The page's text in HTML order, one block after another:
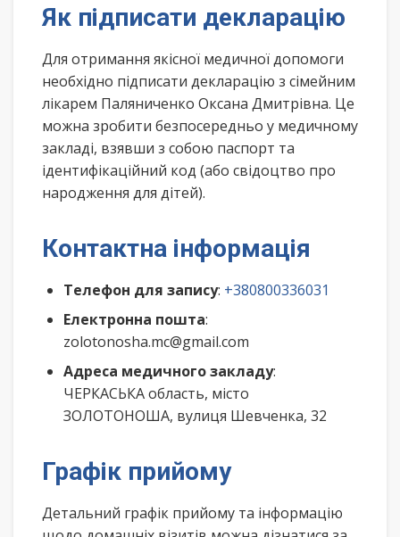
Як підписати декларацію
Для отримання якісної медичної допомоги
необхідно підписати декларацію з сімейним
лікарем Паляниченко Оксана Дмитрівна. Це
можна зробити безпосередньо у медичному
закладі, взявши з собою паспорт та
ідентифікаційний код (або свідоцтво про
народження для дітей).
Контактна інформація
Телефон для запису: +380800336031
Електронна пошта:
zolotonosha.mc@gmail.com
Адреса медичного закладу:
ЧЕРКАСЬКА область, місто
ЗОЛОТОНОША, вулиця Шевченка, 32
Графік прийому
Детальний графік прийому та інформацію